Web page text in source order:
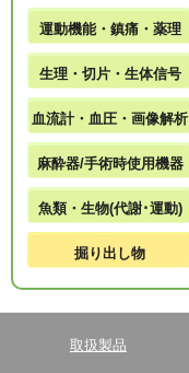
運動機能・鎮痛・薬理
生理・切片・生体信号
血流計・血圧・画像解析
麻酔器/手術時使用機器
魚類・生物(代謝･運動)
掘り出し物
取扱製品